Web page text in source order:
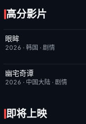
高分影片
HD中字
眼眸
2026 · 韩国 · 剧情
更新至第14集
幽宅奇谭
2026 · 中国大陆 · 剧情
即将上映